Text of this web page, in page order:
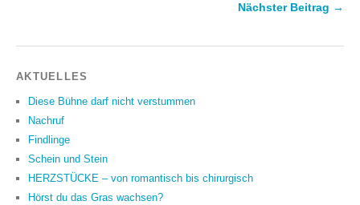
Nächster Beitrag →
AKTUELLES
Diese Bühne darf nicht verstummen
Nachruf
Findlinge
Schein und Stein
HERZSTÜCKE – von romantisch bis chirurgisch
Hörst du das Gras wachsen?